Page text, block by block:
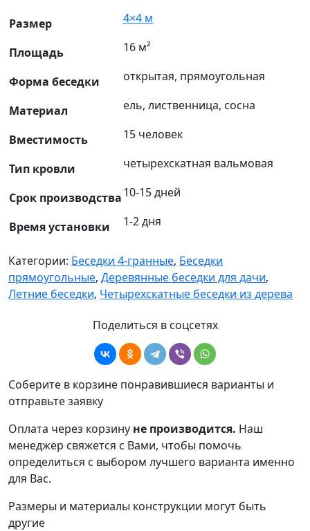
Размер 4×4 м
Площадь 16 м²
Форма беседки открытая, прямоугольная
Материал ель, лиственница, сосна
Вместимость 15 человек
Тип кровли четырехскатная вальмовая
Срок производства10-15 дней
Время установки 1-2 дня
Категории: Беседки 4-гранные, Беседки
прямоугольные, Деревянные беседки для дачи,
Летние беседки, Четырехскатные беседки из дерева
Поделиться в соцсетях
Соберите в корзине понравившиеся варианты и
отправьте заявку
Оплата через корзину не производится. Наш
менеджер свяжется с Вами, чтобы помочь
определиться с выбором лучшего варианта именно
для Вас.
Размеры и материалы конструкции могут быть
другие